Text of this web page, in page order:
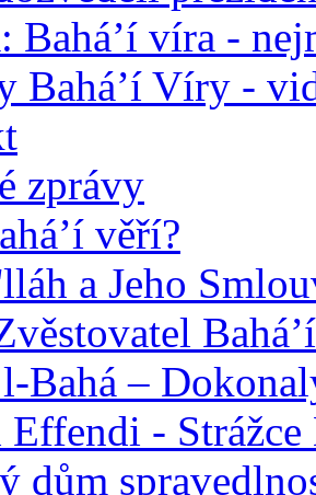
Bahá’í víra -
Bahá’í Víry -
zprávy
věří?
a Jeho
Bahá –
Effendi -
dům